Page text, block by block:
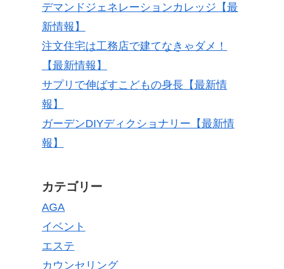
デマンドジェネレーションカレッジ【最
新情報】
注文住宅は工務店で建てなきゃダメ！
【最新情報】
サプリで伸ばすこどもの身長【最新情
報】
ガーデンDIYディクショナリー【最新情
報】
カテゴリー
AGA
イベント
エステ
カウンセリング